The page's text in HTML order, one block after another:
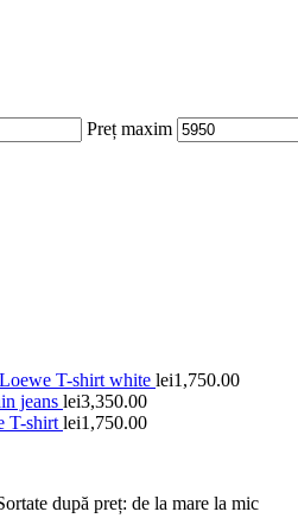
Preț maxim
Loewe T-shirt white lei1,750.00
jeans lei3,350.00
T-shirtlei1,750.00
după preț: de la mare la mic